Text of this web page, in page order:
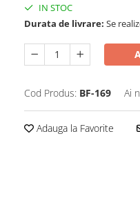
IN STOC
Durata de livrare: Se
Cod Produs: BF-169 Ai
Adauga la Favorite